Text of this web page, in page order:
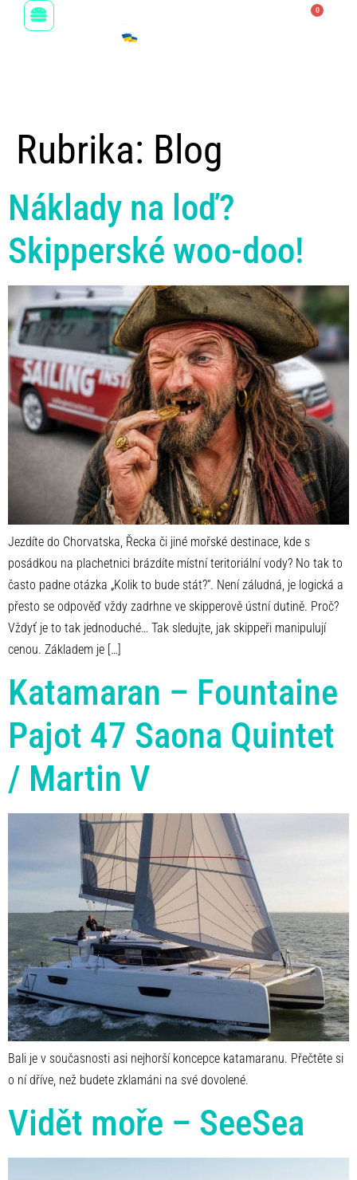
Kč
0
Rubrika: Blog
Náklady na loď?
Skipperské woo-doo!
Jezdíte do Chorvatska, Řecka či jiné mořské destinace, kde s
posádkou na plachetnici brázdíte místní teritoriální vody? No tak to
často padne otázka „Kolik to bude stát?“. Není záludná, je logická a
přesto se odpověď vždy zadrhne ve skipperově ústní dutině. Proč?
Vždyť je to tak jednoduché… Tak sledujte, jak skippeři manipulují
cenou. Základem je […]
Katamaran – Fountaine
Pajot 47 Saona Quintet
/ Martin V
Bali je v současnosti asi nejhorší koncepce katamaranu. Přečtěte si
o ní dříve, než budete zklamáni na své dovolené.
Vidět moře – SeeSea